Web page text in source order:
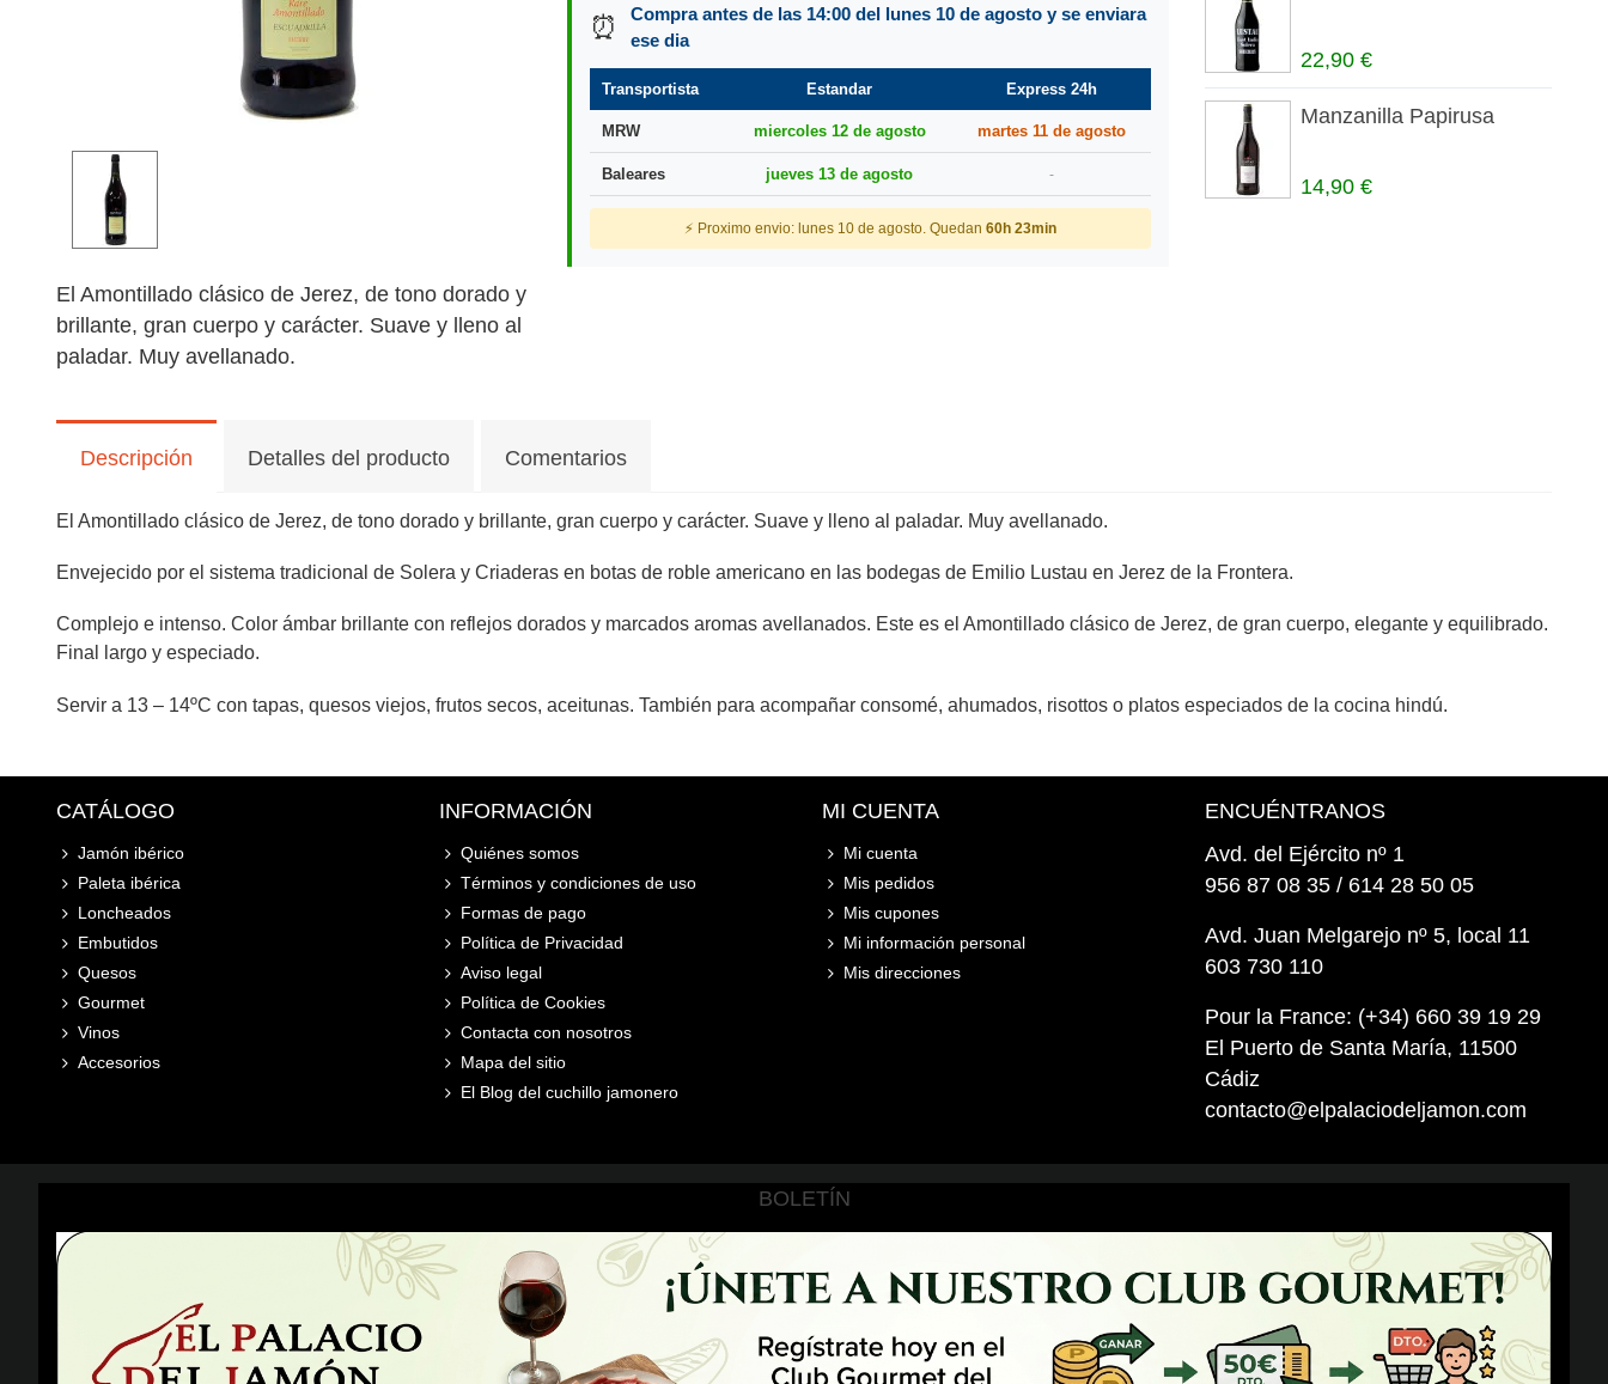
El Amontillado clásico de Jerez, de tono dorado y
brillante, gran cuerpo y carácter. Suave y lleno al
paladar. Muy avellanado.
⏰
Compra antes de las 14:00 del lunes 10 de agosto y se enviara
ese dia
Transportista Estandar Express 24h
MRW miercoles 12 de agosto martes 11 de agosto
Baleares jueves 13 de agosto -
⚡ Proximo envio: lunes 10 de agosto. Quedan 60h 23min
22,90 €
Manzanilla Papirusa
14,90 €
Descripción Detalles del producto Comentarios
El Amontillado clásico de Jerez, de tono dorado y brillante, gran cuerpo y carácter. Suave y lleno al paladar. Muy avellanado.
Envejecido por el sistema tradicional de Solera y Criaderas en botas de roble americano en las bodegas de Emilio Lustau en Jerez de la Frontera.
Complejo e intenso. Color ámbar brillante con reflejos dorados y marcados aromas avellanados. Este es el Amontillado clásico de Jerez, de gran cuerpo, elegante y equilibrado.
Final largo y especiado.
Servir a 13 – 14ºC con tapas, quesos viejos, frutos secos, aceitunas. También para acompañar consomé, ahumados, risottos o platos especiados de la cocina hindú.
CATÁLOGO
Jamón ibérico
Paleta ibérica
Loncheados
Embutidos
Quesos
Gourmet
Vinos
Accesorios
INFORMACIÓN
Quiénes somos
Términos y condiciones de uso
Formas de pago
Política de Privacidad
Aviso legal
Política de Cookies
Contacta con nosotros
Mapa del sitio
El Blog del cuchillo jamonero
MI CUENTA
Mi cuenta
Mis pedidos
Mis cupones
Mi información personal
Mis direcciones
ENCUÉNTRANOS
Avd. del Ejército nº 1
956 87 08 35 / 614 28 50 05
Avd. Juan Melgarejo nº 5, local 11
603 730 110
Pour la France: (+34) 660 39 19 29
El Puerto de Santa María, 11500
Cádiz
contacto@elpalaciodeljamon.com
BOLETÍN